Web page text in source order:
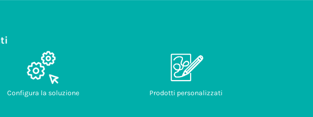
Configura la soluzione Prodotti personalizzati